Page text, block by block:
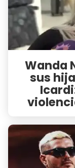
Wanda
sus